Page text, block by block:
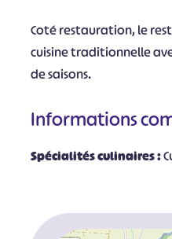
Coté restauration, le
cuisine traditionnelle
de saisons.
Informations
Spécialités culinaires :